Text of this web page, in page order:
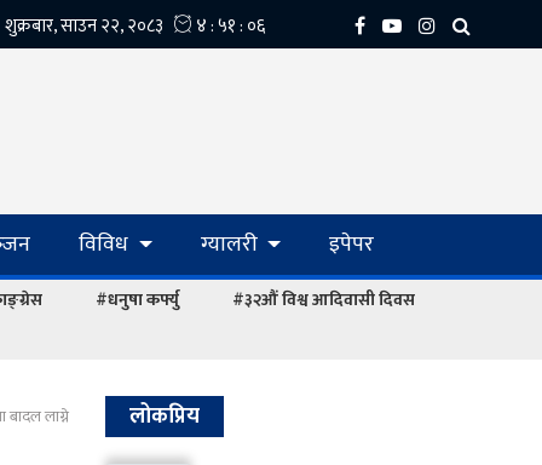
विविध ग्यालरी इपेपर
#धनुषा कर्फ्यु #३२औं विश्व आदिवासी दिवस
बादल लाग्ने लोकप्रिय